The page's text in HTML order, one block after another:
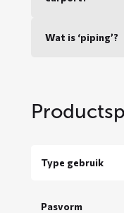
Wat is ‘piping’?
Type gebruik
Pasvorm